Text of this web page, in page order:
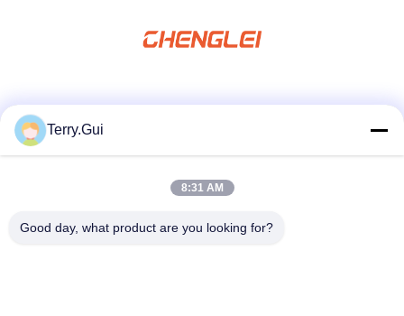
Contatto rapido
tel
Terry.Gui
8:31 AM
Good day, what product are you looking for?